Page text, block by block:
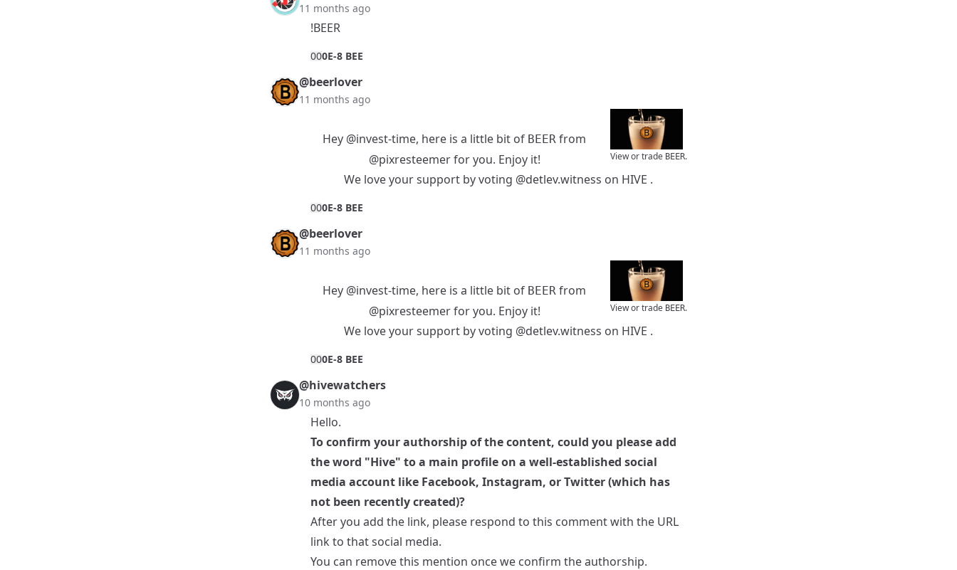
11 months ago
!BEER
000E-8 BEE
@beerlover
11 months ago
View or trade BEER.
Hey @invest-time, here is a little bit of BEER from
@pixresteemerfor you. Enjoy it!
We love your support by voting @detlev.witness on HIVE .
000E-8 BEE
@beerlover
11 months ago
View or trade BEER.
Hey @invest-time, here is a little bit of BEER from
@pixresteemerfor you. Enjoy it!
We love your support by voting @detlev.witness on HIVE .
000E-8 BEE
@hivewatchers
10 months ago
Hello.
To confirm your authorship of the content, could you please add
the word "Hive" to a main profile on a well-established social
media account like Facebook, Instagram, or Twitter (which has
not been recently created)?
After you add the link, please respond to this comment with the URL
link to that social media.
You can remove this mention once we confirm the authorship.